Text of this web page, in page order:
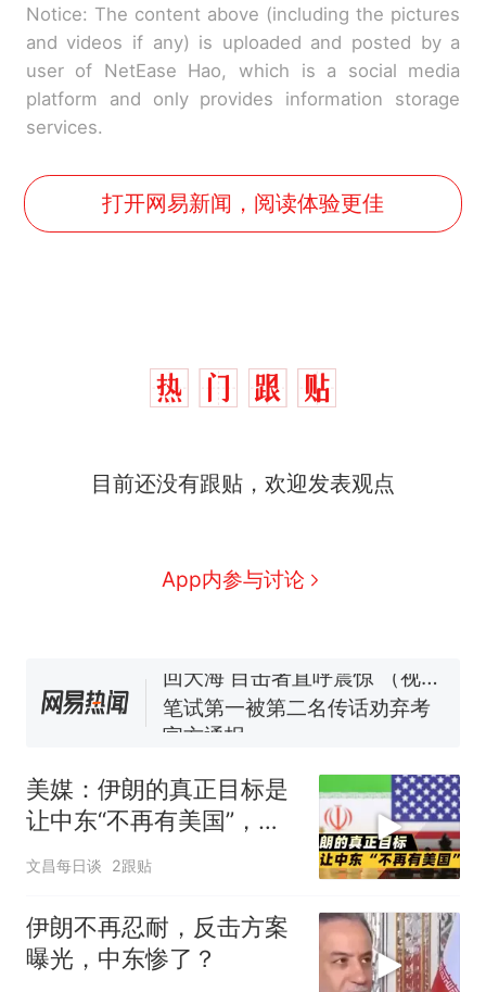
Notice: The content above (including the pictures
and videos if any) is uploaded and posted by a
user of NetEase Hao, which is a social media
platform and only provides information storage
services.
打开网易新闻，阅读体验更佳
目前还没有跟贴，欢迎发表观点
App内参与讨论
么？
协会回应
男子上山采菌偶然发现鸡枞菌
来源：参考消息）
笔试第一被第二名传话劝弃考
官方通报
间创作“悬浮字” 网友：真·裸眼
3D！
热
制裁瓜子饺子，美国怕什
么？
美媒：伊朗的真正目标是
让中东“不再有美国”，能
办到吗？
文昌每日谈 2跟贴
伊朗不再忍耐，反击方案
曝光，中东惨了？